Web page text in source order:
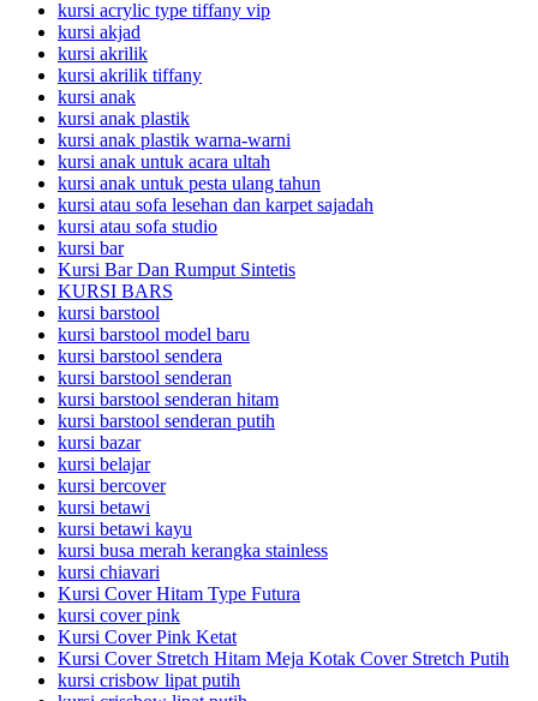
kursi acrylic type tiffany vip
kursi akjad
kursi akrilik
kursi akrilik tiffany
kursi anak
kursi anak plastik
kursi anak plastik warna-warni
kursi anak untuk acara ultah
kursi anak untuk pesta ulang tahun
kursi atau sofa lesehan dan karpet sajadah
kursi atau sofa studio
kursi bar
Kursi Bar Dan Rumput Sintetis
KURSI BARS
kursi barstool
kursi barstool model baru
kursi barstool sendera
kursi barstool senderan
kursi barstool senderan hitam
kursi barstool senderan putih
kursi bazar
kursi belajar
kursi bercover
kursi betawi
kursi betawi kayu
kursi busa merah kerangka stainless
kursi chiavari
Kursi Cover Hitam Type Futura
kursi cover pink
Kursi Cover Pink Ketat
Kursi Cover Stretch Hitam Meja Kotak Cover Stretch Putih
kursi crisbow lipat putih